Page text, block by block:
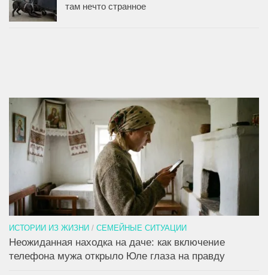
там нечто странное
ИСТОРИИ ИЗ ЖИЗНИ / СЕМЕЙНЫЕ СИТУАЦИИ
Неожиданная находка на даче: как включение
телефона мужа открыло Юле глаза на правду